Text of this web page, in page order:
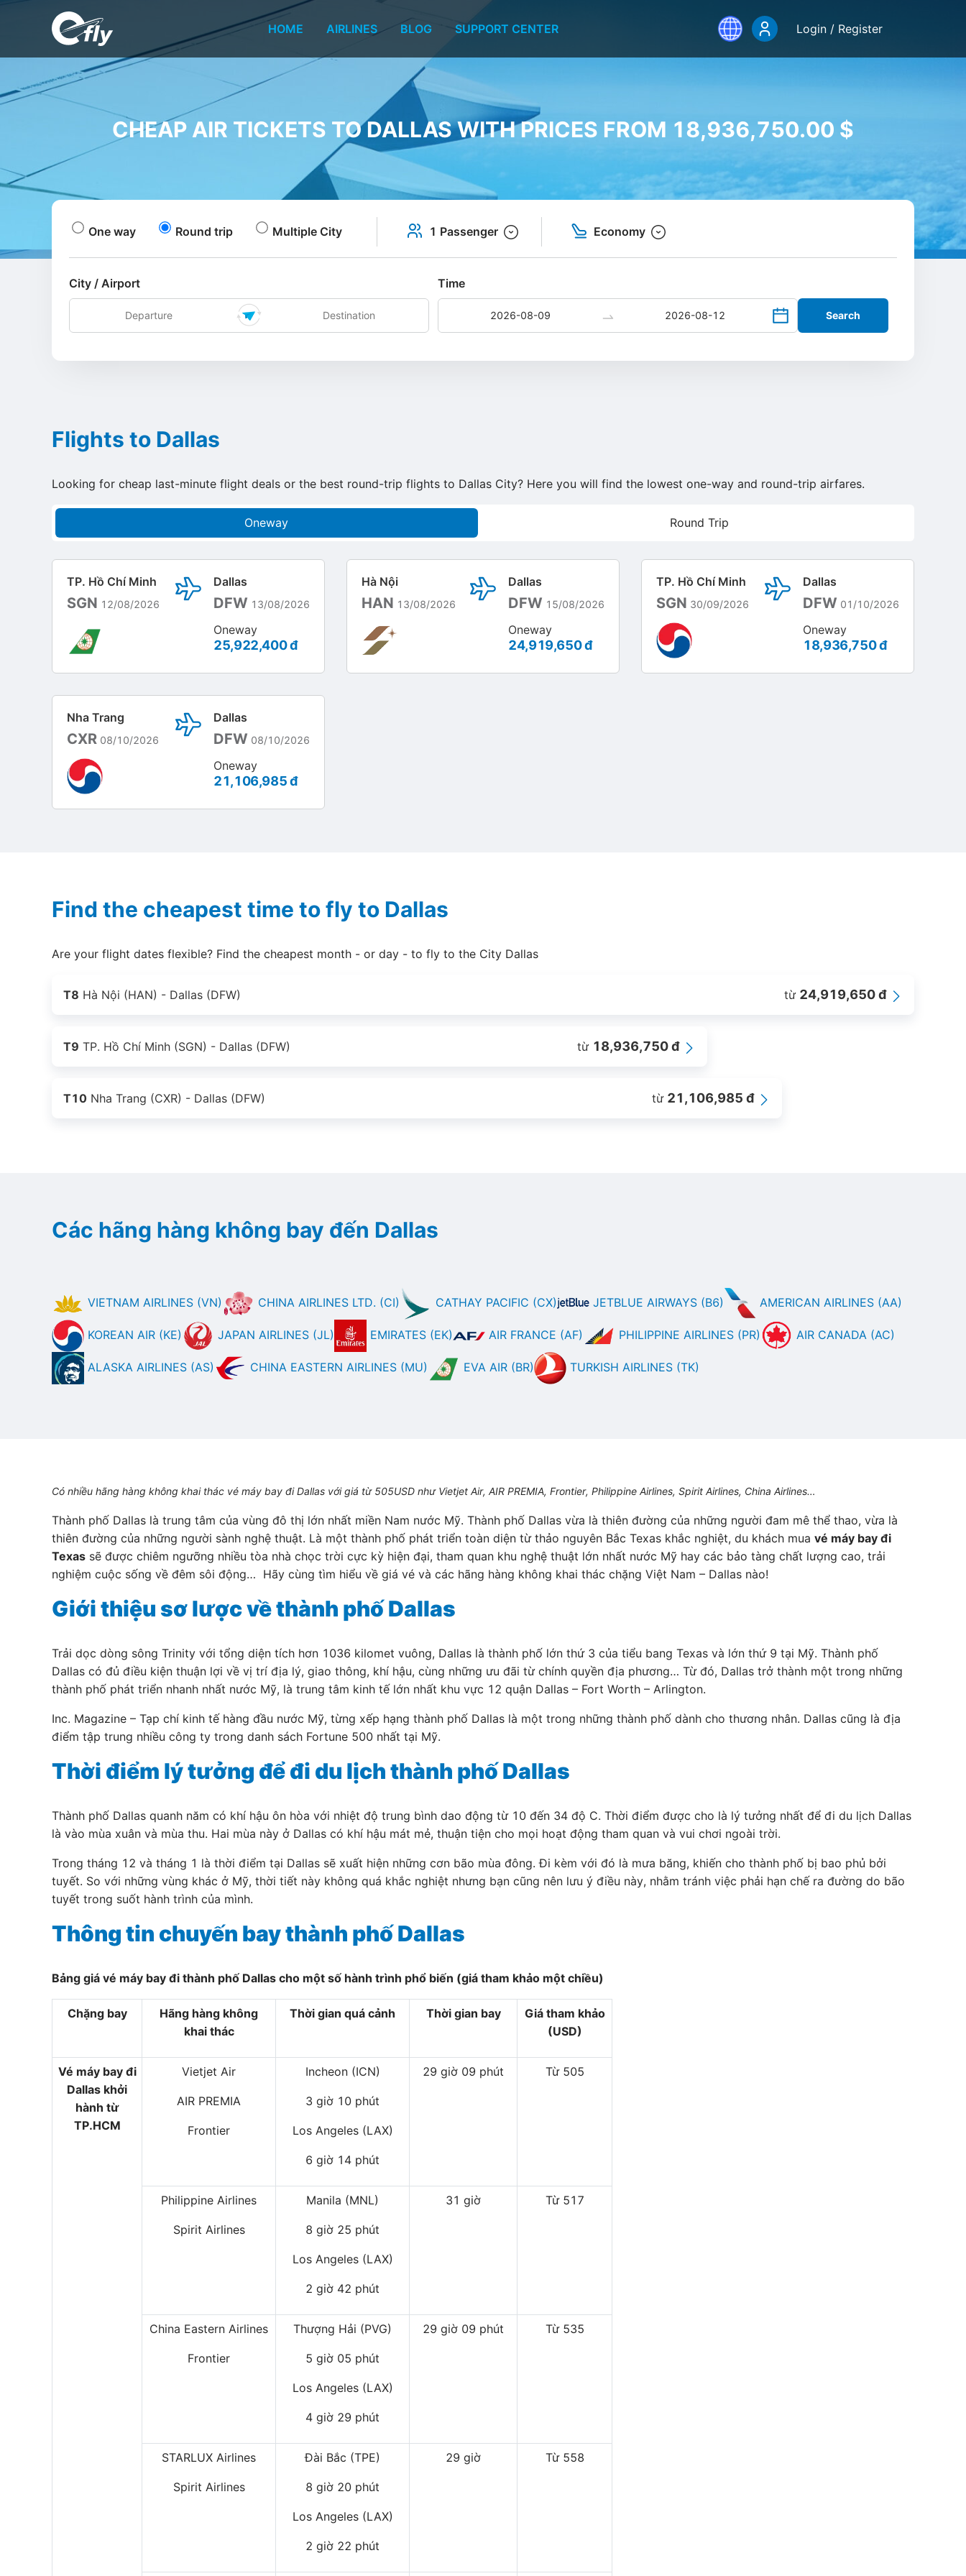
HOME AIRLINES BLOG SUPPORT CENTER Login / Register
CHEAP AIR TICKETS TO DALLAS WITH PRICES FROM 18,936,750.00 $
One way Round trip Multiple City 1 Passenger Economy
City / Airport Time
Search
Flights to Dallas
Looking for cheap last-minute flight deals or the best round-trip flights to Dallas City? Here you will find the lowest one-way and round-trip airfares.
Oneway Round Trip
TP. Hồ Chí Minh
SGN 12/08/2026
Dallas
DFW 13/08/2026
Oneway
25,922,400 đ
Hà Nội
HAN 13/08/2026
Dallas
DFW 15/08/2026
Oneway
24,919,650 đ
TP. Hồ Chí Minh
SGN 30/09/2026
Dallas
DFW 01/10/2026
Oneway
18,936,750 đ
Nha Trang
CXR 08/10/2026
Dallas
DFW 08/10/2026
Oneway
21,106,985 đ
Find the cheapest time to fly to Dallas
Are your flight dates flexible? Find the cheapest month - or day - to fly to the City Dallas
T8 Hà Nội (HAN) - Dallas (DFW) từ 24,919,650 đ
T9 TP. Hồ Chí Minh (SGN) - Dallas (DFW) từ 18,936,750 đ
T10 Nha Trang (CXR) - Dallas (DFW) từ 21,106,985 đ
Các hãng hàng không bay đến Dallas
VIETNAM AIRLINES (VN) CHINA AIRLINES LTD. (CI) CATHAY PACIFIC (CX) JETBLUE AIRWAYS (B6) AMERICAN AIRLINES (AA)
KOREAN AIR (KE) JAPAN AIRLINES (JL) EMIRATES (EK) AIR FRANCE (AF) PHILIPPINE AIRLINES (PR) AIR CANADA (AC)
ALASKA AIRLINES (AS) CHINA EASTERN AIRLINES (MU) EVA AIR (BR) TURKISH AIRLINES (TK)
Có nhiều hãng hàng không khai thác vé máy bay đi Dallas với giá từ 505USD như Vietjet Air, AIR PREMIA, Frontier, Philippine Airlines, Spirit Airlines, China Airlines…
Thành phố Dallas là trung tâm của vùng đô thị lớn nhất miền Nam nước Mỹ. Thành phố Dallas vừa là thiên đường của những người đam mê thể thao, vừa là
thiên đường của những người sành nghệ thuật. Là một thành phố phát triển toàn diện từ thảo nguyên Bắc Texas khắc nghiệt, du khách mua vé máy bay đi
Texas sẽ được chiêm ngưỡng nhiều tòa nhà chọc trời cực kỳ hiện đại, tham quan khu nghệ thuật lớn nhất nước Mỹ hay các bảo tàng chất lượng cao, trải
nghiệm cuộc sống về đêm sôi động… Hãy cùng tìm hiểu về giá vé và các hãng hàng không khai thác chặng Việt Nam – Dallas nào!
Giới thiệu sơ lược về thành phố Dallas
Trải dọc dòng sông Trinity với tổng diện tích hơn 1036 kilomet vuông, Dallas là thành phố lớn thứ 3 của tiểu bang Texas và lớn thứ 9 tại Mỹ. Thành phố
Dallas có đủ điều kiện thuận lợi về vị trí địa lý, giao thông, khí hậu, cùng những ưu đãi từ chính quyền địa phương… Từ đó, Dallas trở thành một trong những
thành phố phát triển nhanh nhất nước Mỹ, là trung tâm kinh tế lớn nhất khu vực 12 quận Dallas – Fort Worth – Arlington.
Inc. Magazine – Tạp chí kinh tế hàng đầu nước Mỹ, từng xếp hạng thành phố Dallas là một trong những thành phố dành cho thương nhân. Dallas cũng là địa
điểm tập trung nhiều công ty trong danh sách Fortune 500 nhất tại Mỹ.
Thời điểm lý tưởng để đi du lịch thành phố Dallas
Thành phố Dallas quanh năm có khí hậu ôn hòa với nhiệt độ trung bình dao động từ 10 đến 34 độ C. Thời điểm được cho là lý tưởng nhất để đi du lịch Dallas
là vào mùa xuân và mùa thu. Hai mùa này ở Dallas có khí hậu mát mẻ, thuận tiện cho mọi hoạt động tham quan và vui chơi ngoài trời.
Trong tháng 12 và tháng 1 là thời điểm tại Dallas sẽ xuất hiện những cơn bão mùa đông. Đi kèm với đó là mưa băng, khiến cho thành phố bị bao phủ bởi
tuyết. So với những vùng khác ở Mỹ, thời tiết này không quá khắc nghiệt nhưng bạn cũng nên lưu ý điều này, nhằm tránh việc phải hạn chế ra đường do bão
tuyết trong suốt hành trình của mình.
Thông tin chuyến bay thành phố Dallas
Bảng giá vé máy bay đi thành phố Dallas cho một số hành trình phổ biến (giá tham khảo một chiều)
Chặng bay
Hãng hàng không
khai thác
Thời gian quá cảnh Thời gian bay
Giá tham khảo
(USD)
Vé máy bay đi
Dallas khởi
hành từ
TP.HCM
Vietjet Air
AIR PREMIA
Frontier
Incheon (ICN)
3 giờ 10 phút
Los Angeles (LAX)
6 giờ 14 phút
29 giờ 09 phút Từ 505
Philippine Airlines
Spirit Airlines
Manila (MNL)
8 giờ 25 phút
Los Angeles (LAX)
2 giờ 42 phút
31 giờ Từ 517
China Eastern Airlines
Frontier
Thượng Hải (PVG)
5 giờ 05 phút
Los Angeles (LAX)
4 giờ 29 phút
29 giờ 09 phút Từ 535
STARLUX Airlines
Spirit Airlines
Đài Bắc (TPE)
8 giờ 20 phút
Los Angeles (LAX)
2 giờ 22 phút
29 giờ Từ 558